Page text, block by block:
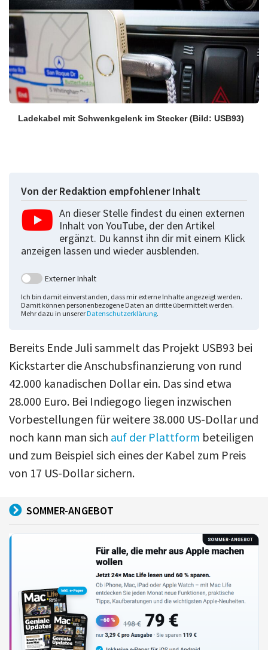
Ladekabel mit Schwenkgelenk im Stecker(Bild: USB93)
Von der Redaktion empfohlener Inhalt
An dieser Stelle findest du einen externen
Inhalt von YouTube, der den Artikel
ergänzt. Du kannst ihn dir mit einem Klick
anzeigen lassen und wieder ausblenden.
Externer Inhalt
Ich bin damit einverstanden, dass mir externe Inhalte angezeigt werden.
Damit können personenbezogene Daten an dritte übermittelt werden.
Mehr dazu in unserer Datenschutzerklärung.
Bereits Ende Juli sammelt das Projekt USB93 bei
Kickstarter die Anschubsfinanzierung von rund
42.000 kanadischen Dollar ein. Das sind etwa
28.000 Euro. Bei Indiegogo liegen inzwischen
Vorbestellungen für weitere 38.000 US-Dollar und
noch kann man sich auf der Plattform beteiligen
und zum Beispiel sich eines der Kabel zum Preis
von 17 US-Dollar sichern.
SOMMER-ANGEBOT